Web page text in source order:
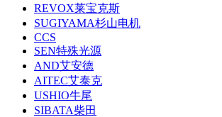
REVOX莱宝克斯
SUGIYAMA杉山电机
CCS
SEN特殊光源
AND艾安德
AITEC艾泰克
USHIO牛尾
SIBATA柴田